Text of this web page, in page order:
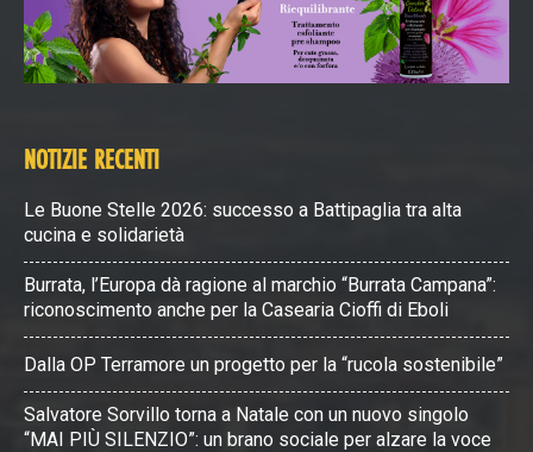
NOTIZIE RECENTI
Le Buone Stelle 2026: successo a Battipaglia tra alta
cucina e solidarietà
Burrata, l’Europa dà ragione al marchio “Burrata Campana”:
riconoscimento anche per la Casearia Cioffi di Eboli
Dalla OP Terramore un progetto per la “rucola sostenibile”
Salvatore Sorvillo torna a Natale con un nuovo singolo
“MAI PIÙ SILENZIO”: un brano sociale per alzare la voce